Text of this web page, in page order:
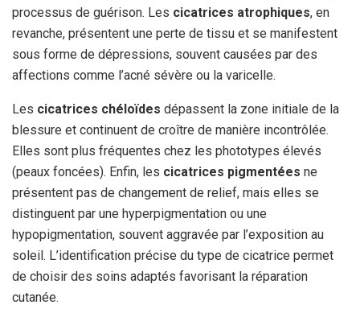
processus de guérison. Les cicatrices atrophiques, en
revanche, présentent une perte de tissu et se manifestent
sous forme de dépressions, souvent causées par des
affections comme l’acné sévère ou la varicelle.
Les cicatrices chéloïdes dépassent la zone initiale de la
blessure et continuent de croître de manière incontrôlée.
Elles sont plus fréquentes chez les phototypes élevés
(peaux foncées). Enfin, les cicatrices pigmentées ne
présentent pas de changement de relief, mais elles se
distinguent par une hyperpigmentation ou une
hypopigmentation, souvent aggravée par l’exposition au
soleil. L’identification précise du type de cicatrice permet
de choisir des soins adaptés favorisant la réparation
cutanée.